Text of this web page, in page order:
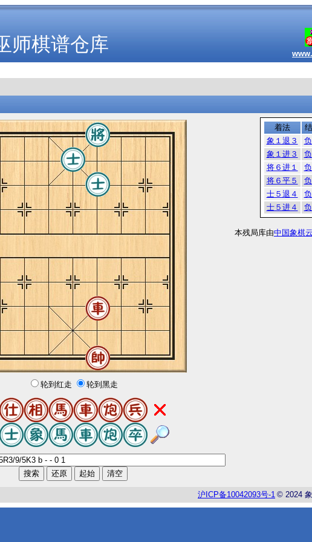
师棋谱仓库
轮到红走 轮到黑走
着法
象１退３
象１进３
将６进１
将６平５
士５退４
士５进４
本残局库由中国象棋
沪 ICP备10042093号-1 © 2024